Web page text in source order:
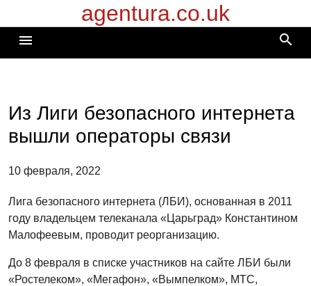
к
содержимому
agentura.co.uk
menu search
Из Лиги безопасного интернета
вышли операторы связи
10 февраля, 2022
Лига безопасного интернета (ЛБИ), основанная в 2011
году владельцем телеканала «Царьград» Константином
Малофеевым, проводит реорганизацию.
До 8 февраля в списке участников на сайте ЛБИ были
«Ростелеком», «Мегафон», «Вымпелком», МТС,